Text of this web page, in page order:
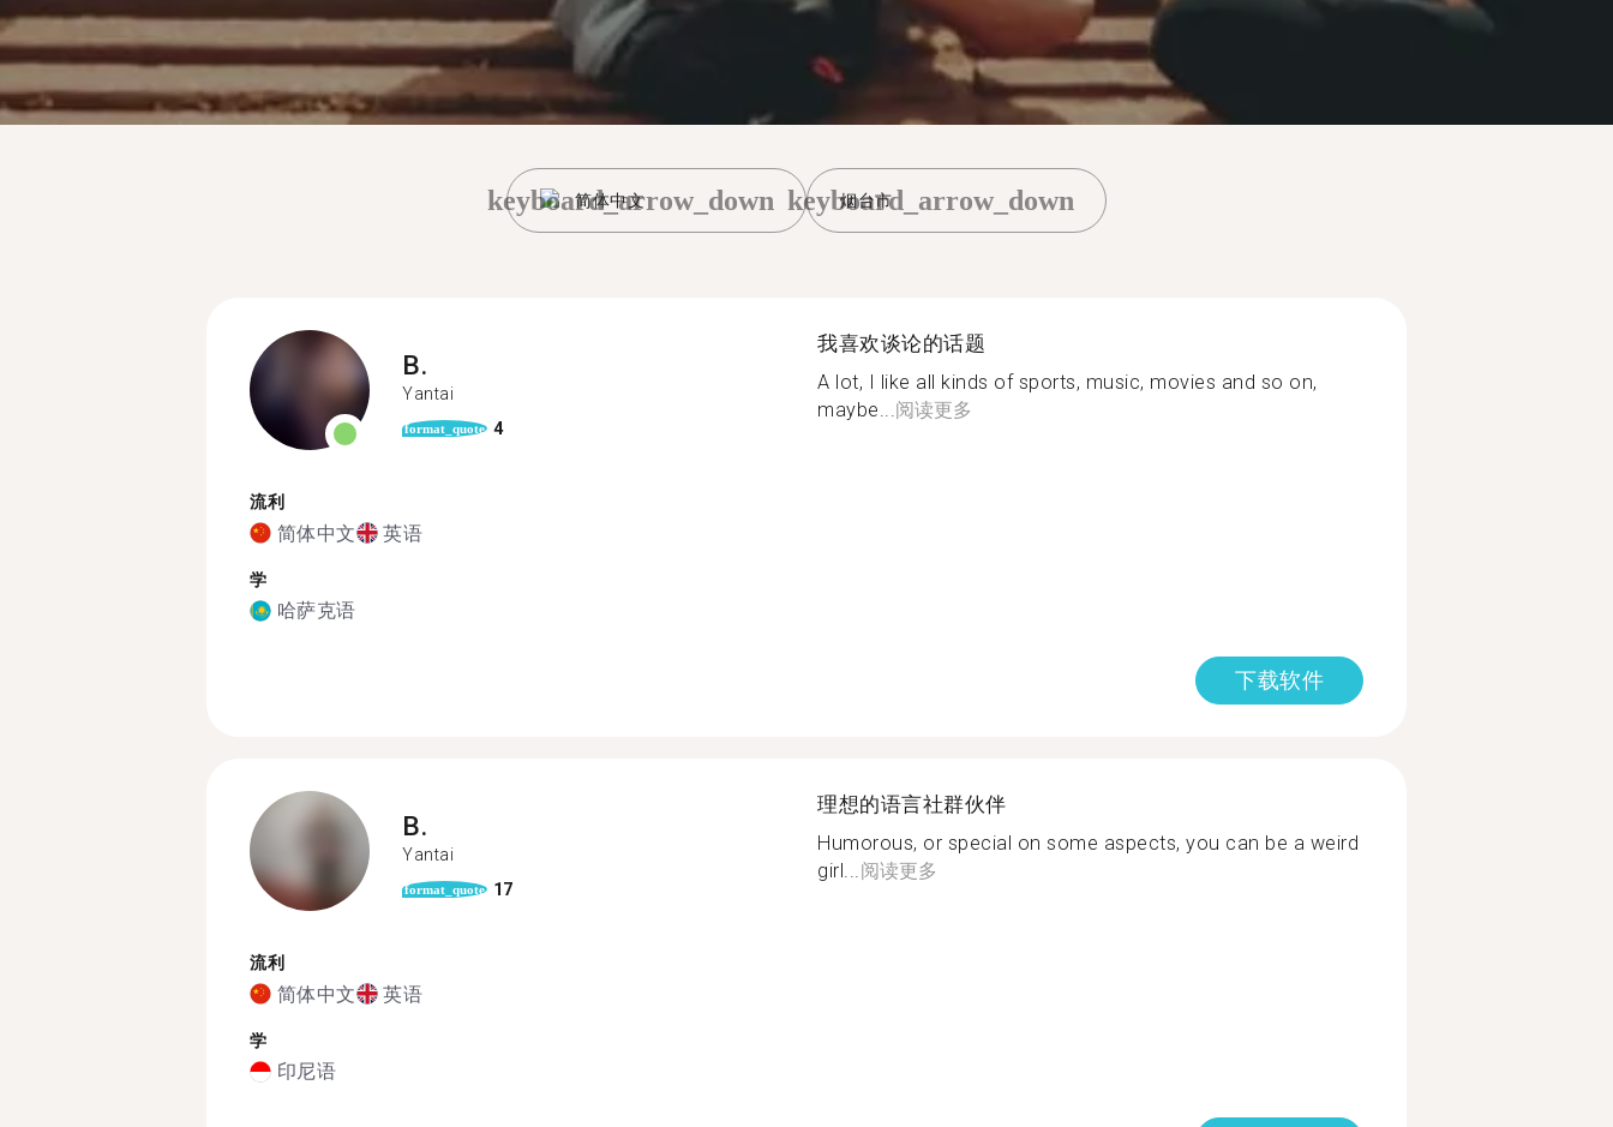
简体中文
keyboard_arrow_down 烟台市
keyboard_arrow_down
B.
Yantai
format_quote 4
流利
简体中文 英语
学
哈萨克语
我喜欢谈论的话题
A lot, I like all kinds of sports, music, movies and so on,
maybe...阅读更多
下载软件
B.
Yantai
format_quote 17
流利
简体中文 英语
学
印尼语
理想的语言社群伙伴
Humorous, or special on some aspects, you can be a weird
girl...阅读更多